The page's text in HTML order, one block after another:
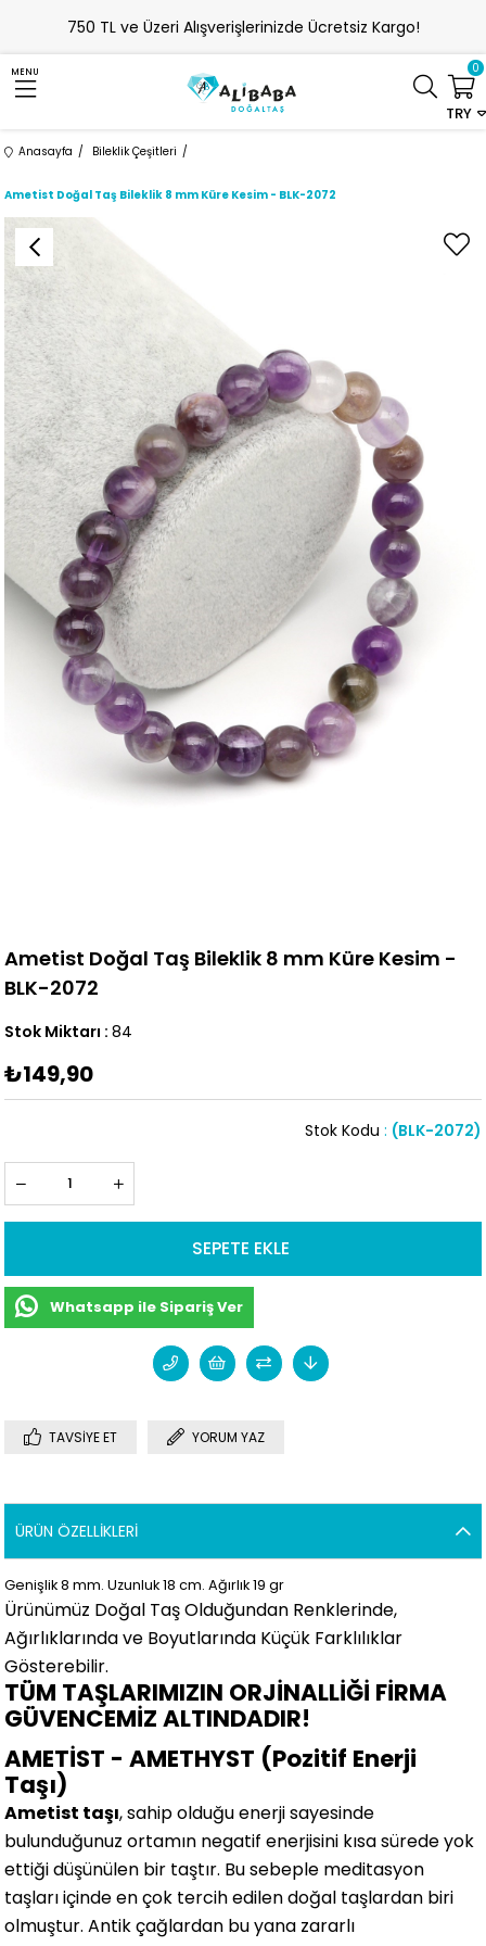
750 TL ve Üzeri Alışverişlerinizde Ücretsiz Kargo!
MENU
TRY
0
Anasayfa Bileklik Çeşitleri
Ametist Doğal Taş Bileklik 8 mm Küre Kesim - BLK-2072
Ametist Doğal Taş Bileklik 8 mm Küre Kesim -
BLK-2072
Stok Miktarı : 84
₺149,90
(BLK-2072)
Stok Kodu
Whatsapp ile Sipariş Ver
TAVSIYE ET YORUM YAZ
ÜRÜN ÖZELLIKLERI
Genişlik 8mm.Uzunluk 18 cm. Ağırlık 19 gr
Ürünümüz Doğal Taş Olduğundan Renklerinde,
Ağırlıklarında ve Boyutlarında Küçük Farklılıklar
Gösterebilir.
TÜM TAŞLARIMIZIN ORJİNALLİĞİ FİRMA
GÜVENCEMİZ ALTINDADIR!
AMETİST - AMETHYST (Pozitif Enerji
Taşı)
Ametist taşı, sahip olduğu enerji sayesinde
bulunduğunuz ortamın negatif enerjisini kısa sürede yok
ettiği düşünülen bir taştır. Bu sebeple meditasyon
taşları içinde en çok tercih edilen doğal taşlardan biri
olmuştur. Antik çağlardan bu yana zararlı